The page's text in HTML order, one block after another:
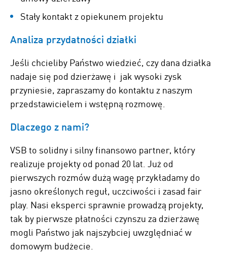
Stały kontakt z opiekunem projektu
Analiza przydatności działki
Jeśli chcieliby Państwo wiedzieć, czy dana działka
nadaje się pod dzierżawę i jak wysoki zysk
przyniesie, zapraszamy do kontaktu z naszym
przedstawicielem i wstępną rozmowę.
Dlaczego z nami?
VSB to solidny i silny finansowo partner, który
realizuje projekty od ponad 20 lat. Już od
pierwszych rozmów dużą wagę przykładamy do
jasno określonych reguł, uczciwości i zasad fair
play. Nasi eksperci sprawnie prowadzą projekty,
tak by pierwsze płatności czynszu za dzierżawę
mogli Państwo jak najszybciej uwzględniać w
domowym budżecie.